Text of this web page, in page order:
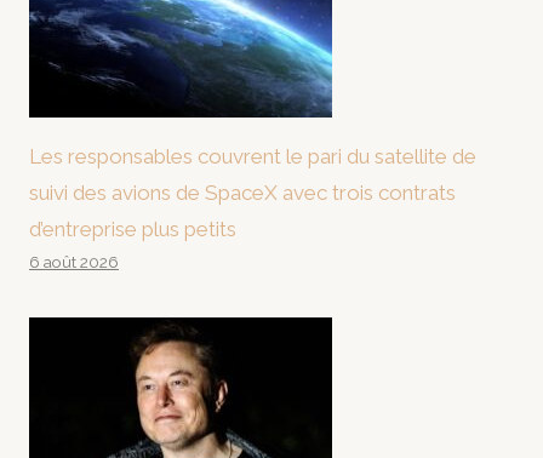
Les responsables couvrent le pari du satellite de
suivi des avions de SpaceX avec trois contrats
d’entreprise plus petits
6 août 2026